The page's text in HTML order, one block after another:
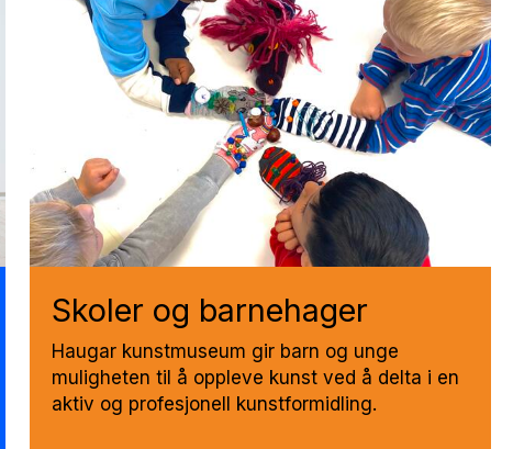
Sko­ler og barne­ha­ger
Haugar kunstmuseum gir barn og unge
muligheten til å oppleve kunst ved å delta i en
aktiv og profesjonell kunstformidling.